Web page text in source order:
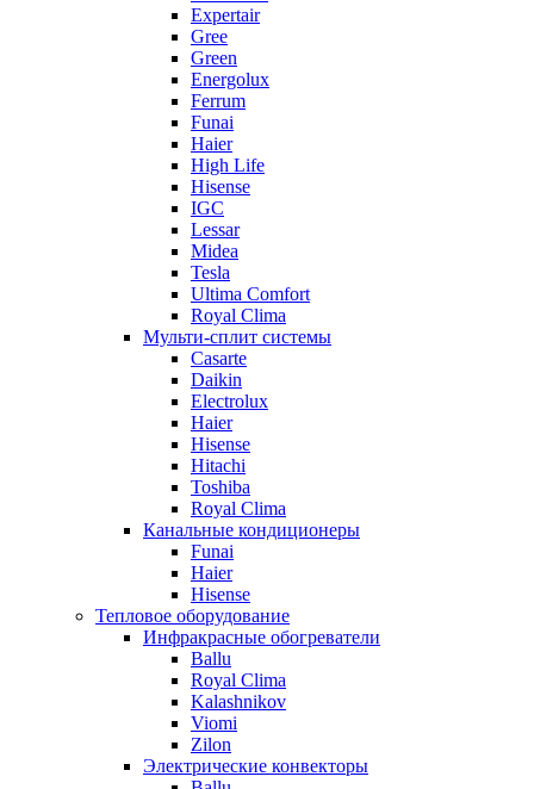
Expertair
Gree
Green
Energolux
Ferrum
Funai
Haier
High Life
Hisense
IGC
Lessar
Midea
Tesla
Ultima Comfort
Royal Clima
Мульти-сплит системы
Casarte
Daikin
Electrolux
Haier
Hisense
Hitachi
Toshiba
Royal Clima
Канальные кондиционеры
Funai
Haier
Hisense
Тепловое оборудование
Инфракрасные обогреватели
Ballu
Royal Clima
Kalashnikov
Viomi
Zilon
Электрические конвекторы